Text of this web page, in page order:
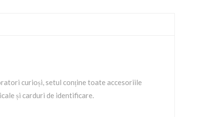
curioși, setul conține toate accesoriile
și carduri de identificare.